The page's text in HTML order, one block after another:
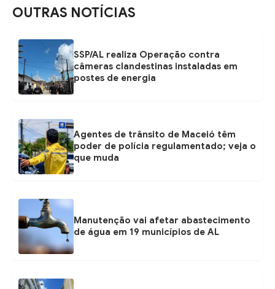
OUTRAS NOTÍCIAS
SSP/AL realiza Operação contra
câmeras clandestinas instaladas em
postes de energia
Agentes de trânsito de Maceió têm
poder de polícia regulamentado; veja o
que muda
Manutenção vai afetar abastecimento
de água em 19 municípios de AL